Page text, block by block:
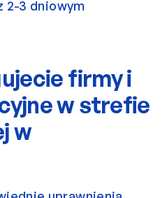
3 dniowym
firmy i
w strefie
w